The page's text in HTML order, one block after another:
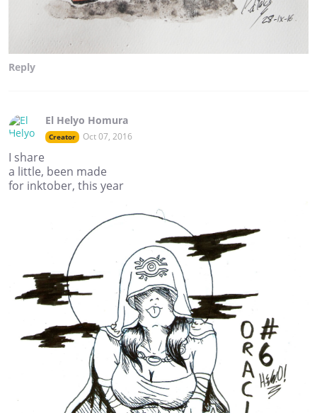
Reply
El Helyo Homura
Creator Oct 07, 2016
I share
a little, been made
for inktober, this year